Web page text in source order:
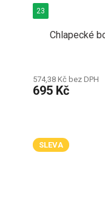
Chlapecké
574,38 Kč bez DPH
695 Kč
23
SLEVA